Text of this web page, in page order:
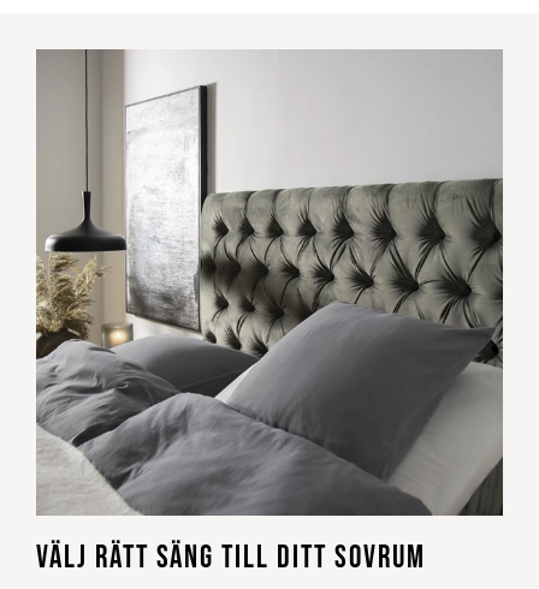
VÄLJ RÄTT SÄNG TILL DITT SOVRUM